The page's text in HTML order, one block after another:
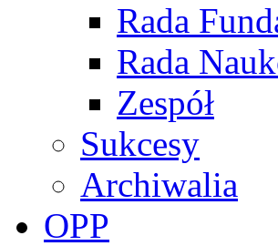
Rada
Rada
Zespół
Sukcesy
Archiwalia
OPP